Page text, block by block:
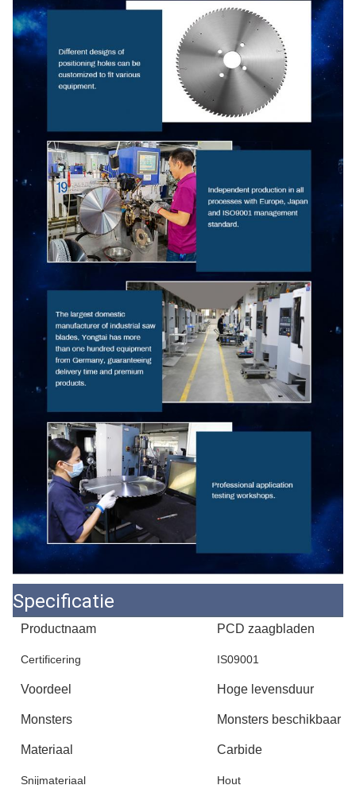
Specificatie
Productnaam PCD zaagbladen
Certificering IS09001
Voordeel Hoge levensduur
Monsters Monsters beschikbaar
Materiaal Carbide
Snijmateriaal Hout